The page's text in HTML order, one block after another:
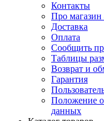
Контакты
Про магазин
Доставка
Оплата
Сообщить
Таблицы
Возврат и
Гарантия
Положение
данных